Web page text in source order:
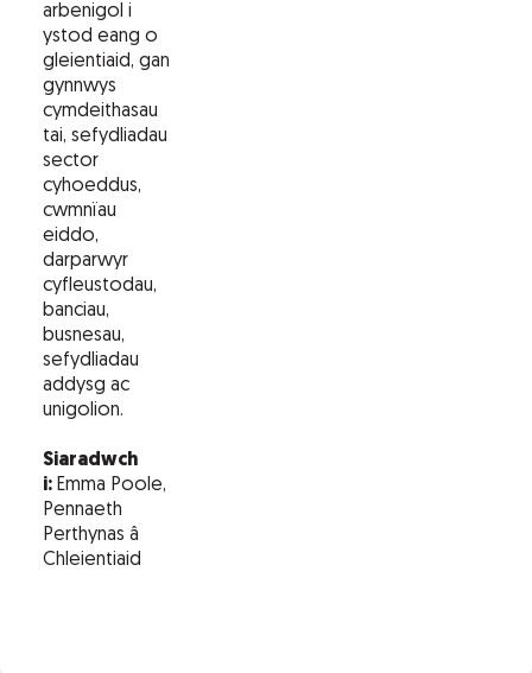
arbenigol i
ystod eang o
gleientiaid, gan
gynnwys
cymdeithasau
tai, sefydliadau
sector
cyhoeddus,
cwmnïau
eiddo,
darparwyr
cyfleustodau,
banciau,
busnesau,
sefydliadau
addysg ac
unigolion.
Siaradwch
i: Emma Poole,
Pennaeth
Perthynas â
Chleientiaid